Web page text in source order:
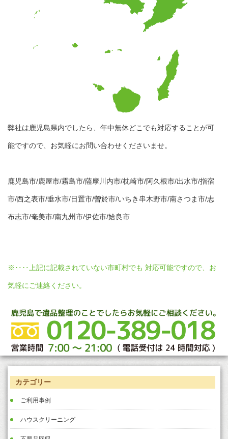
弊社は鹿児島県内でしたら、年中無休どこでも対応することが可
能ですので、お気軽にお問い合わせくださいませ。
鹿児島市/鹿屋市/霧島市/薩摩川内市/枕崎市/阿久根市/出水市/指宿
市/西之表市/垂水市/日置市/曽於市/いちき串木野市/南さつま市/志
布志市/奄美市/南九州市/伊佐市/姶良市
※‥‥上記に記載されていない市町村でも 対応可能ですので、お
気軽にご連絡ください。
カテゴリー
ご利用事例
ハウスクリーニング